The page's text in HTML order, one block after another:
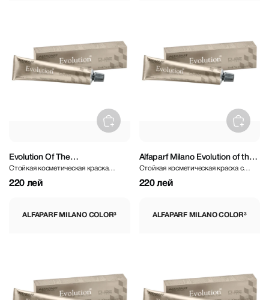
Evolution Of The
Color3 Chocolate 60 ml
Стойкая косметическая краска
светло-шоколадного оттенка
220 лей
Alfaparf Milano Evolution of the
Color³ Warm Naturals 60 ml
Стойкая косметическая краска с
легким оттенком натуральный блонд
220 лей
ALFAPARF MILANO COLOR³ ALFAPARF MILANO COLOR³